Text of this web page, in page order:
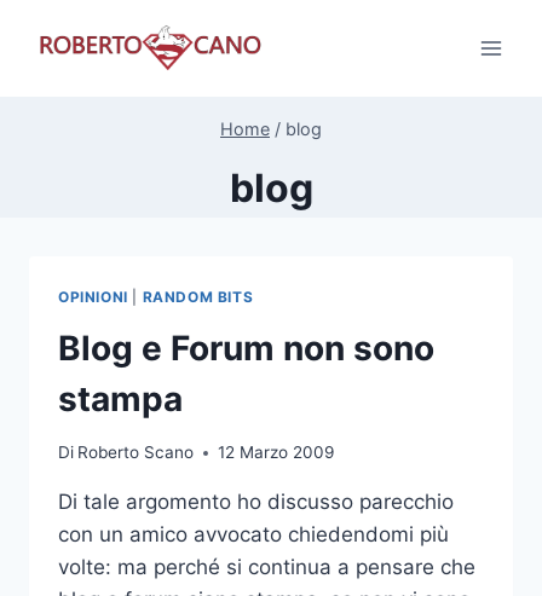
Home / blog
blog
OPINIONI RANDOM BITS
Blog e Forum non sono
stampa
Di Roberto Scano 12 Marzo 2009
Di tale argomento ho discusso parecchio
con un amico avvocato chiedendomi più
volte: ma perché si continua a pensare che